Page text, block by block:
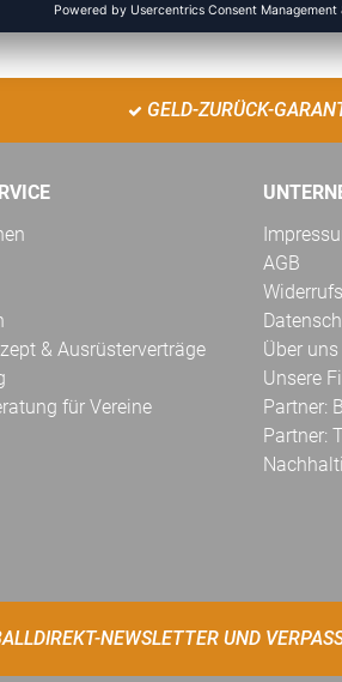
GELD-ZURÜCK-
& Ausrüsterverträge
für Vereine
AGB
Über uns
Unsere
Partner:
Partner:
NEWSLETTER UND